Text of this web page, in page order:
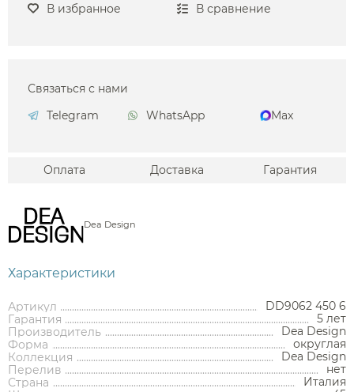
В избранное В сравнение
Связаться с нами
Telegram
WhatsApp Max
Оплата Доставка Гарантия
Dea Design
Характеристики
Артикул
DD9062 450 6
Гарантия
5 лет
Производитель
Dea Design
Форма
округлая
Коллекция
Dea Design
Перелив
нет
Страна
Италия